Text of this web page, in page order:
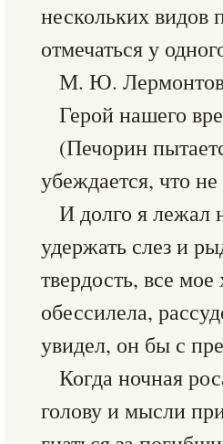
нескольких видов
отмечаться у
М. Ю.
Герой нашего
(Печорин
убеждается, что не
И долго я лежал
удержать слез и
твердость, все
обессилела,
увидел, он бы с
Когда ночная
голову и мысли